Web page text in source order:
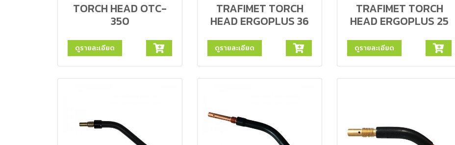
TORCH HEAD OTC-
350
ดูรายละเอียด
TRAFIMET TORCH
HEAD ERGOPLUS 36
ดูรายละเอียด
TRAFIMET TORCH
HEAD ERGOPLUS 25
ดูรายละเอียด